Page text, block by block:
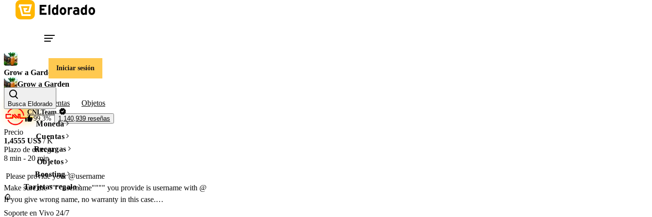
Iniciar sesión
Busca Eldorado
Moneda
Cuentas
Recargas
Objetos
Boosting
Tarjetas regalo
Soporte en Vivo 24/7
Grow a Garden
Grow a Garden
Tokens Cuentas Objetos
CNLTeam
99,3%
1,140,939 reseñas
Precio
1,4555 US$/ K
Plazo de entrega
8 min - 20 min
Please provide your @username
Make sure the """"username"""" you provide is username with @
If you give wrong name, no warranty in this case.